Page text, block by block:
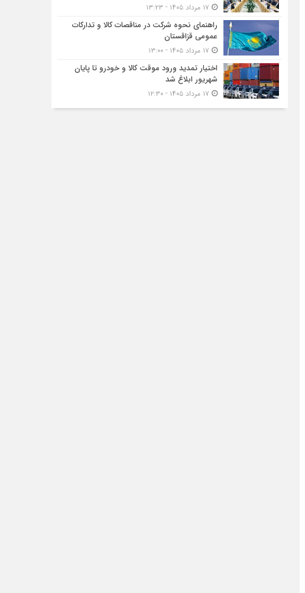
راهنمای نحوه شرکت در مناقصات کالا و تدارکات
عمومی قزاقستان
اختیار تمدید ورود موقت کالا و خودرو تا پایان
شهریور ابلاغ شد